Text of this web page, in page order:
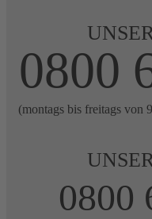
0800
(montags bis freitags von
0800